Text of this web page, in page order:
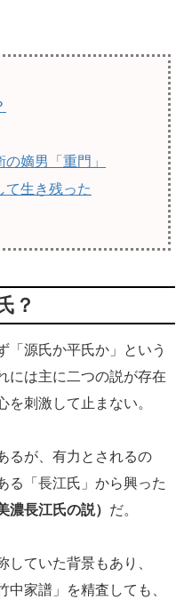
嫡男「重門」
て生き残った
？
源氏か平氏か」という
には主に二つの説が存在
を刺激して止まない。
るが、有力とされるの
る「長江氏」から興った
濃長江氏の説） だ。
ていた背景もあり、
中家譜」を精査しても、